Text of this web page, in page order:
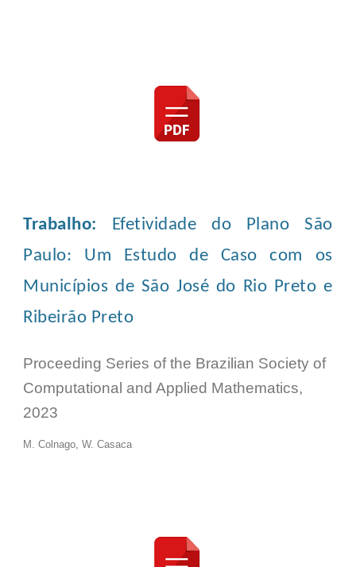
Trabalho: Efetividade do Plano São
Paulo: Um Estudo de Caso com os
Municípios de São José do Rio Preto e
Ribeirão Preto
Proceeding Series of the Brazilian Society of
Computational and Applied Mathematics,
2023
M. Colnago, W. Casaca